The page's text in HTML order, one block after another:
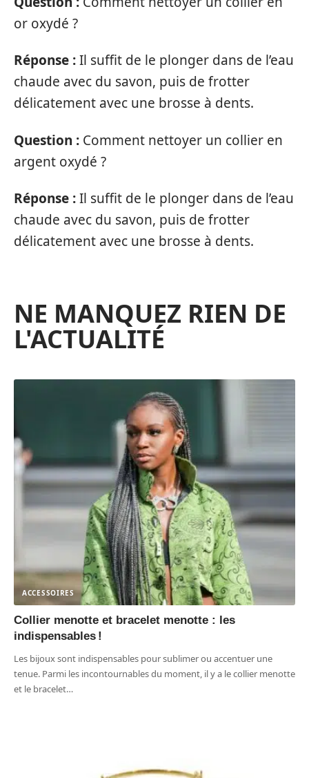
or oxydé ?
Réponse :Il suffit de le plonger dans de l’eau
chaude avec du savon, puis de frotter
délicatement avec une brosse à dents.
Question : Comment nettoyer un collier en
argent oxydé ?
Réponse :Il suffit de le plonger dans de l’eau
chaude avec du savon, puis de frotter
délicatement avec une brosse à dents.
NE MANQUEZ RIEN DE
L'ACTUALITÉ
ACCESSOIRES
Collier menotte et bracelet menotte : les
indispensables !
Les bijoux sont indispensables pour sublimer ou accentuer une
tenue. Parmi les incontournables du moment, il y a le collier menotte
et le bracelet…